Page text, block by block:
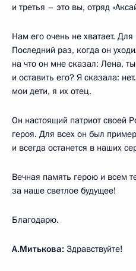
и третья – это вы, отряд
Нам его очень не хватает.
Последний раз, когда он
на что он мне сказал: Лена,
и оставить его? Я сказала:
мои дети, я их отец.
Он настоящий патриот своей
героя. Для всех он был
и всегда останется в наших
Вечная память герою и всем
за наше светлое будущее!
Благодарю.
А.Митькова: Здравствуйте!